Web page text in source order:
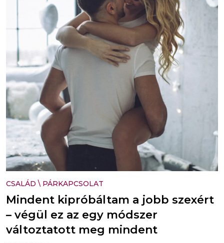
CSALÁD \ PÁRKAPCSOLAT
Mindent kipróbáltam a jobb szexért
– végül ez az egy módszer
változtatott meg mindent